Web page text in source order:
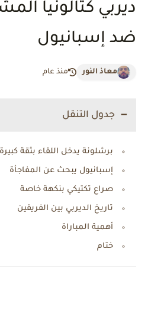
ديربي كتالونيا
ضد إسبانيول
معاذ النور منذ عام
جدول التنقل
برشلونة يدخل اللقاء بثقة كبيرة
إسبانيول يبحث عن المفاجأة
صراع تكتيكي بنكهة خاصة
تاريخ الديربي بين الفريقين
أهمية المباراة
ختام